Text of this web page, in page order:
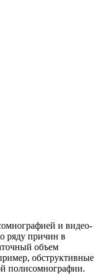
и видео-
ряду причин в
объем
обструктивные
полисомнографии.